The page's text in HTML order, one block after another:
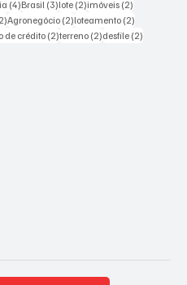
(4)4 posts
Brasil (3)3 posts
lote (2)2 posts
imóveis (2)
2 posts
Agronegócio (2)2 posts
loteamento (2)
de crédito (2)2 posts
terreno (2)2 posts
desfile (2)